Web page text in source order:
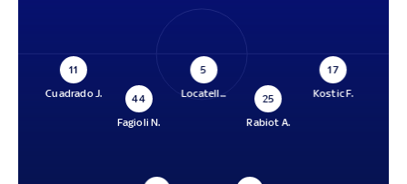
11
Cuadrado J.
44
Fagioli N.
5
Locatell...
25
Rabiot A.
17
Kostic F.